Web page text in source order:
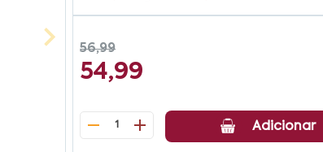
56,99
54,99
1 Adicionar